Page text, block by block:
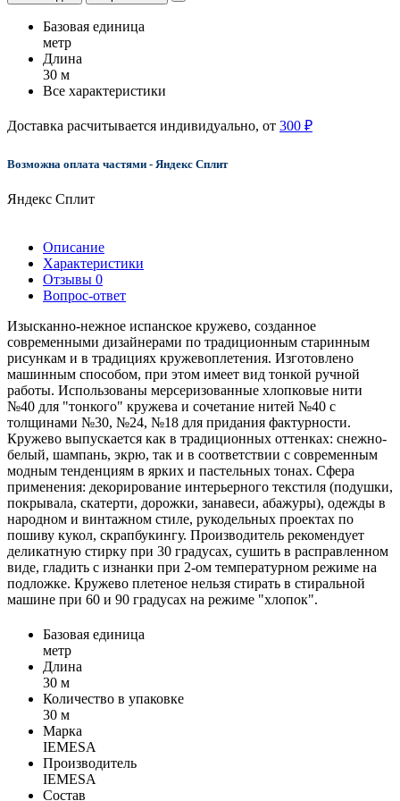
Базовая единица
метр
Длина
30 м
Все характеристики
Доставка расчитывается индивидуально, от 300 ₽
Возможна оплата частями - Яндекс Сплит
Яндекс Сплит
Описание
Характеристики
Отзывы 0
Вопрос-ответ
Изысканно-нежное испанское кружево, созданное
современными дизайнерами по традиционным старинным
рисункам и в традициях кружевоплетения. Изготовлено
машинным способом, при этом имеет вид тонкой ручной
работы. Использованы мерсеризованные хлопковые нити
№40 для "тонкого" кружева и сочетание нитей №40 с
толщинами №30, №24, №18 для придания фактурности.
Кружево выпускается как в традиционных оттенках: снежно-
белый, шампань, экрю, так и в соответствии с современным
модным тенденциям в ярких и пастельных тонах. Сфера
применения: декорирование интерьерного текстиля (подушки,
покрывала, скатерти, дорожки, занавеси, абажуры), одежды в
народном и винтажном стиле, рукодельных проектах по
пошиву кукол, скрапбукингу. Производитель рекомендует
деликатную стирку при 30 градусах, сушить в расправленном
виде, гладить с изнанки при 2-ом температурном режиме на
подложке. Кружево плетеное нельзя стирать в стиральной
машине при 60 и 90 градусах на режиме "хлопок".
Базовая единица
метр
Длина
30 м
Количество в упаковке
30 м
Марка
IEMESA
Производитель
IEMESA
Состав